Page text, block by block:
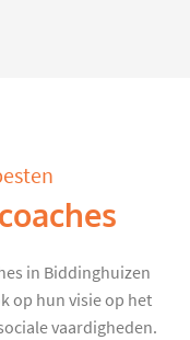
in Biddinghuizen
op hun visie op het
vaardigheden.